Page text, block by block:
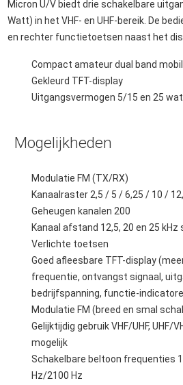
Micron U/V biedt drie schakelbare
Watt) in het VHF- en UHF-bereik. De
en rechter functietoetsen naast het
Compact amateur dual band
Gekleurd TFT-display
Uitgangsvermogen 5/15 en 25
Mogelijkheden
Modulatie FM (TX/RX)
Kanaalraster 2,5 / 5 / 6,25 / 10 /
Geheugen kanalen 200
Kanaal afstand 12,5, 20 en 25 kHz
Verlichte toetsen
Goed afleesbare TFT-display
frequentie, ontvangst signaal,
bedrijfspanning, functie-
Modulatie FM (breed en smal
Gelijktijdig gebruik VHF/UHF, UHF/
mogelijk
Schakelbare beltoon frequenties
Hz/2100 Hz